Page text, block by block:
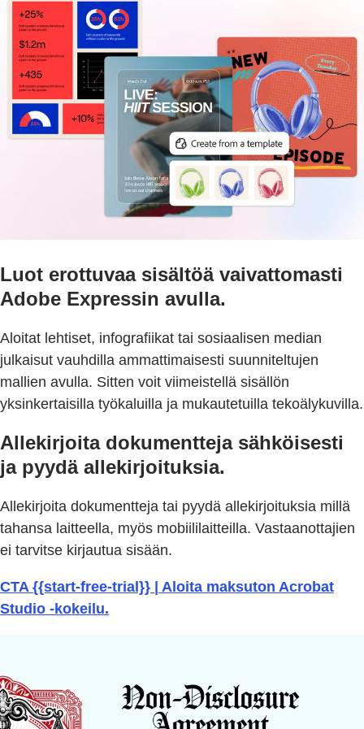
Luot erottuvaa sisältöä vaivattomasti
Adobe Expressin avulla.
Aloitat lehtiset, infografiikat tai sosiaalisen median
julkaisut vauhdilla ammattimaisesti suunniteltujen
mallien avulla. Sitten voit viimeistellä sisällön
yksinkertaisilla työkaluilla ja mukautetuilla tekoälykuvilla.
Allekirjoita dokumentteja sähköisesti
ja pyydä allekirjoituksia.
Allekirjoita dokumentteja tai pyydä allekirjoituksia millä
tahansa laitteella, myös mobiililaitteilla. Vastaanottajien
ei tarvitse kirjautua sisään.
CTA {{start-free-trial}} | Aloita maksuton Acrobat
Studio -kokeilu.